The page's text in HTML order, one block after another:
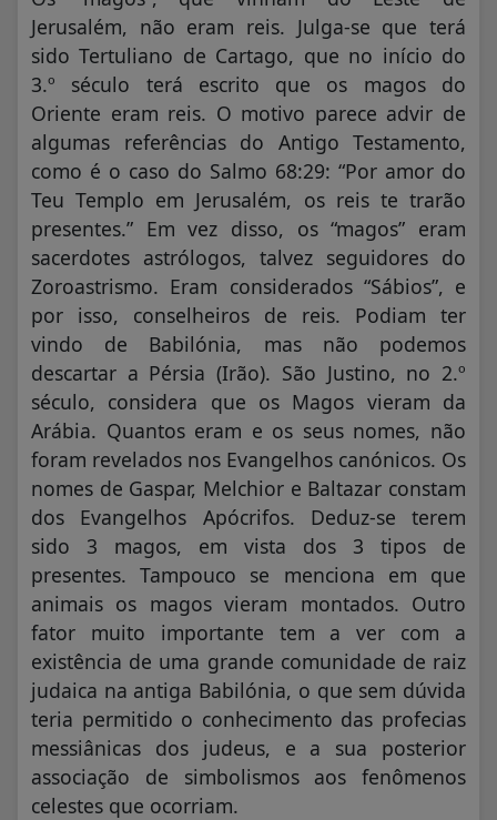
Jerusalém, não eram reis. Julga-se que terá
sido Tertuliano de Cartago, que no início do
3.º século terá escrito que os magos do
Oriente eram reis. O motivo parece advir de
algumas referências do Antigo Testamento,
como é o caso do Salmo 68:29: “Por amor do
Teu Templo em Jerusalém, os reis te trarão
presentes.” Em vez disso, os “magos” eram
sacerdotes astrólogos, talvez seguidores do
Zoroastrismo. Eram considerados “Sábios”, e
por isso, conselheiros de reis. Podiam ter
vindo de Babilónia, mas não podemos
descartar a Pérsia (Irão). São Justino, no 2.º
século, considera que os Magos vieram da
Arábia. Quantos eram e os seus nomes, não
foram revelados nos Evangelhos canónicos. Os
nomes de Gaspar, Melchior e Baltazar constam
dos Evangelhos Apócrifos. Deduz-se terem
sido 3 magos, em vista dos 3 tipos de
presentes. Tampouco se menciona em que
animais os magos vieram montados. Outro
fator muito importante tem a ver com a
existência de uma grande comunidade de raiz
judaica na antiga Babilónia, o que sem dúvida
teria permitido o conhecimento das profecias
messiânicas dos judeus, e a sua posterior
associação de simbolismos aos fenômenos
celestes que ocorriam.